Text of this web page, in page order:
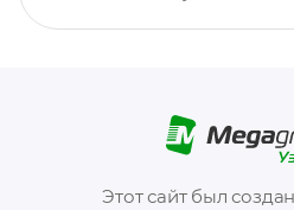
Этот сайт был